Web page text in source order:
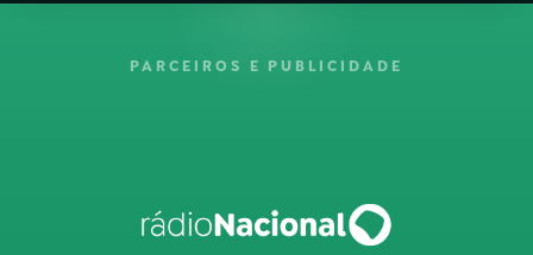
PARCEIROS E PUBLICIDADE